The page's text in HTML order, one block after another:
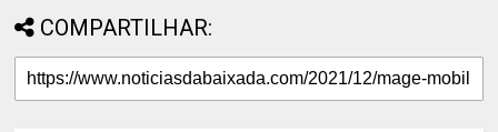
COMPARTILHAR: